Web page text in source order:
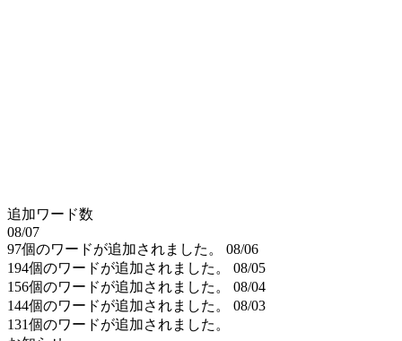
追加ワード数
08/07
97個のワードが追加されました。
08/06
194個のワードが追加されました。
08/05
156個のワードが追加されました。
08/04
144個のワードが追加されました。
08/03
131個のワードが追加されました。